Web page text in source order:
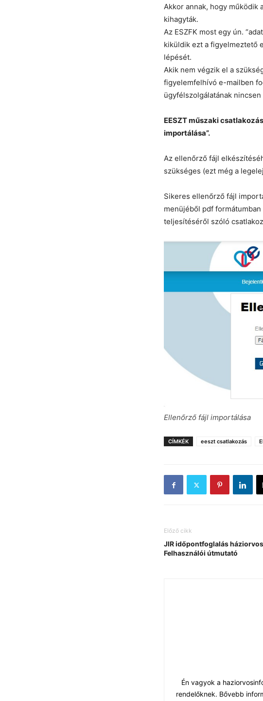
Akkor annak, hogy működik
kihagyták.
Az ESZFK most egy ún.
kiküldik ezt a figyelmeztető
lépését.
Akik nem végzik el a
figyelemfelhívó e-mailben
ügyfélszolgálatának nincsen
EESZT műszaki
importálása”.
Az ellenőrző fájl
szükséges (ezt még a
Sikeres ellenőrző fájl
menüjéből pdf
teljesítéséről szóló
Ellenőrző fájl importálása
CÍMKÉK eeszt csatlakozás
Előző cikk
JIR időpontfoglalás
Felhasználói útmutató
Én vagyok a
rendelőknek. Bővebb